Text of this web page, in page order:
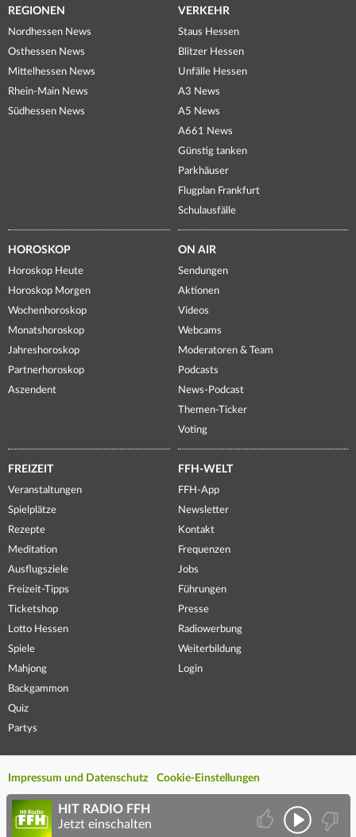
REGIONEN
Nordhessen News
Osthessen News
Mittelhessen News
Rhein-Main News
Südhessen News
VERKEHR
Staus Hessen
Blitzer Hessen
Unfälle Hessen
A3 News
A5 News
A661 News
Günstig tanken
Parkhäuser
Flugplan Frankfurt
Schulausfälle
HOROSKOP
Horoskop Heute
Horoskop Morgen
Wochenhoroskop
Monatshoroskop
Jahreshoroskop
Partnerhoroskop
Aszendent
ON AIR
Sendungen
Aktionen
Videos
Webcams
Moderatoren & Team
Podcasts
News-Podcast
Themen-Ticker
Voting
FREIZEIT
Veranstaltungen
Spielplätze
Rezepte
Meditation
Ausflugsziele
Freizeit-Tipps
Ticketshop
Lotto Hessen
Spiele
Mahjong
Backgammon
Quiz
Partys
FFH-WELT
FFH-App
Newsletter
Kontakt
Frequenzen
Jobs
Führungen
Presse
Radiowerbung
Weiterbildung
Login
Impressum und Datenschutz Cookie-Einstellungen
HIT RADIO FFH
Jetzt einschalten